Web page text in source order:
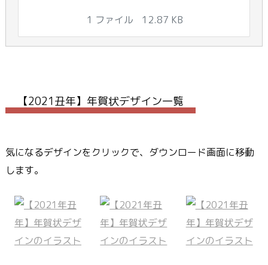
1 ファイル 12.87 KB
【2021丑年】年賀状デザイン一覧
気になるデザインをクリックで、ダウンロード画面に移動
します。